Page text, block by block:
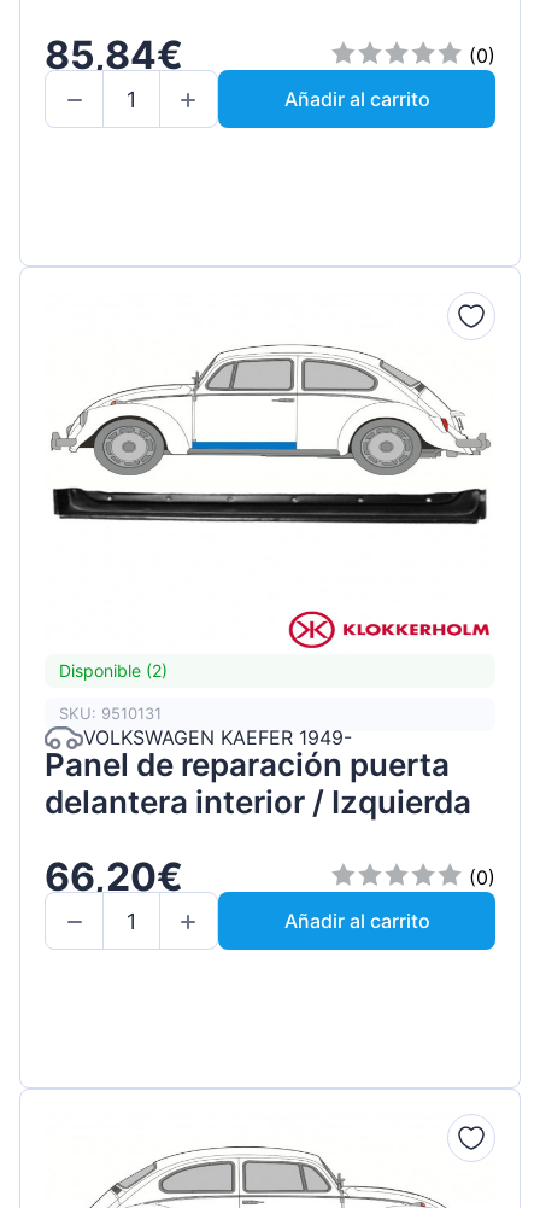
85,84€
(0)
Añadir al carrito
Disponible (2)
SKU: 9510131
VOLKSWAGEN KAEFER 1949-
Panel de reparación puerta
delantera interior / Izquierda
66,20€
(0)
Añadir al carrito